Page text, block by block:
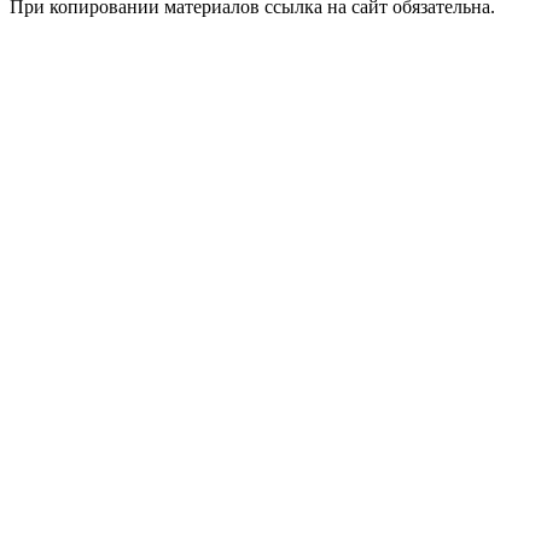
При копировании материалов ссылка на сайт обязательна.